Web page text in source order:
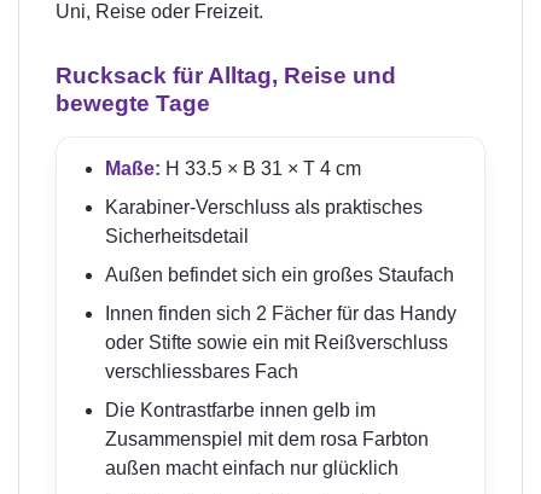
Uni, Reise oder Freizeit.
Rucksack für Alltag, Reise und
bewegte Tage
Maße: H 33.5 × B 31 × T 4 cm
Karabiner-Verschluss als praktisches
Sicherheitsdetail
Außen befindet sich ein großes Staufach
Innen finden sich 2 Fächer für das Handy
oder Stifte sowie ein mit Reißverschluss
verschliessbares Fach
Die Kontrastfarbe innen gelb im
Zusammenspiel mit dem rosa Farbton
außen macht einfach nur glücklich